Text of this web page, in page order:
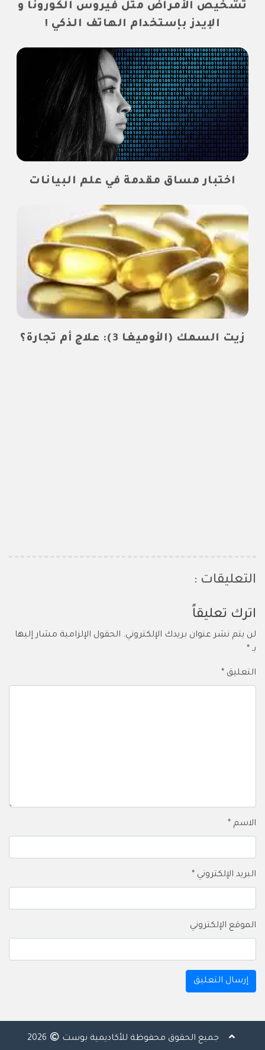
تشخيص الأمراض مثل فيروس الكورونا و
الإيدز بإستخدام الهاتف الذكي !
اختبار مساق مقدمة في علم البيانات
زيت السمك (الأوميغا 3): علاج أم تجارة؟
التعليقات :
اترك تعليقاً
لن يتم نشر عنوان بريدك الإلكتروني. الحقول الإلزامية مشار إليها
بـ *
التعليق *
الاسم *
البريد الإلكتروني *
الموقع الإلكتروني
جميع الحقوق محفوظة للأكاديمية بوست